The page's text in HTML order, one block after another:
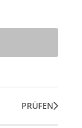
PRÜFEN